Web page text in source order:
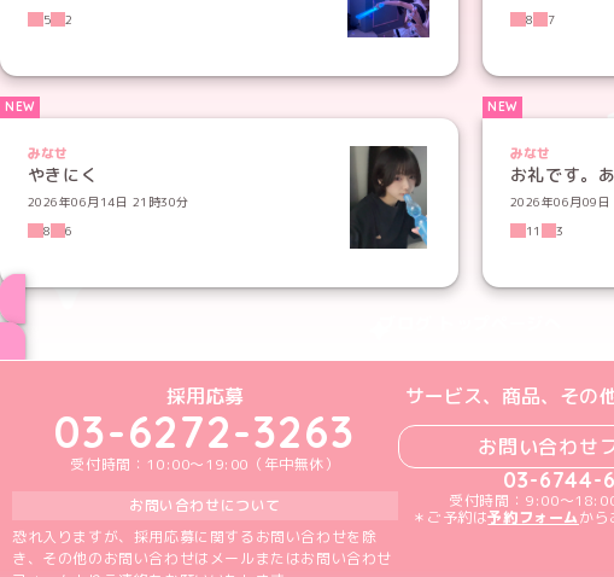
5
2
8
7
みなせ
やきにく
2026年06月14日 21時30分
8
6
みなせ
お礼です。
2026年06月09日
11
3
めいどりーみんTikTok公式アカウント
めいどりーみんX公式アカウント
めいどりーみんInstagram公式アカウ
めいどりーみんFacebook公式ア
めいどりーみんYouTube公
採用応募
03-6272-3263
受付時間：10:00～19:00（年中無休）
お問い合わせについて
恐れ入りますが、採用応募に関するお問い合わせを除
き、その他のお問い合わせはメールまたはお問い合わせ
サービス、商品、その
お問い合わせ
03-6744-
受付時間：9:00～18:00
＊ご予約は予約フォームから